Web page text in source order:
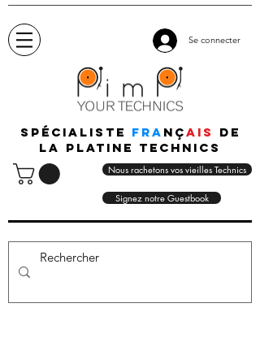
Se connecter
Spécialiste fra nçais
de
la platine technics
Nous rachetons vos vieilles Technics
Signez notre Guestbook